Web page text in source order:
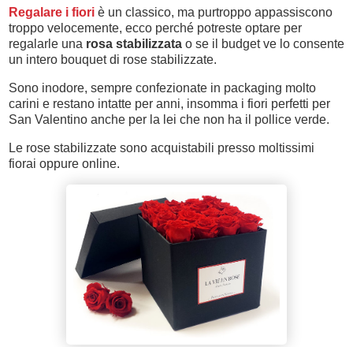
Regalare i fiori è un classico, ma purtroppo appassiscono
troppo velocemente, ecco perché potreste optare per
regalarle una rosa stabilizzata o se il budget ve lo consente
un intero bouquet di rose stabilizzate.
Sono inodore, sempre confezionate in packaging molto
carini e restano intatte per anni, insomma i fiori perfetti per
San Valentino anche per la lei che non ha il pollice verde.
Le rose stabilizzate sono acquistabili presso moltissimi
fiorai oppure online.